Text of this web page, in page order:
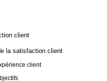
client
la satisfaction client
client